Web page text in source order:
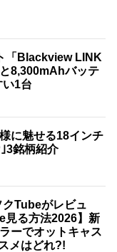
「Blackview LINK
8,300mAhバッテ
い1台
に魅せる18インチ
3銘柄紹介
クTubeがレビュ
見る方法2026】新
ーでオットキャス
メはどれ?!